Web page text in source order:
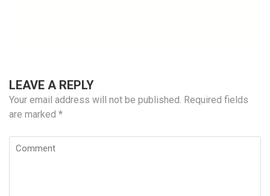
LEAVE A REPLY
Your email address will not be published. Required fields
are marked *
Comment